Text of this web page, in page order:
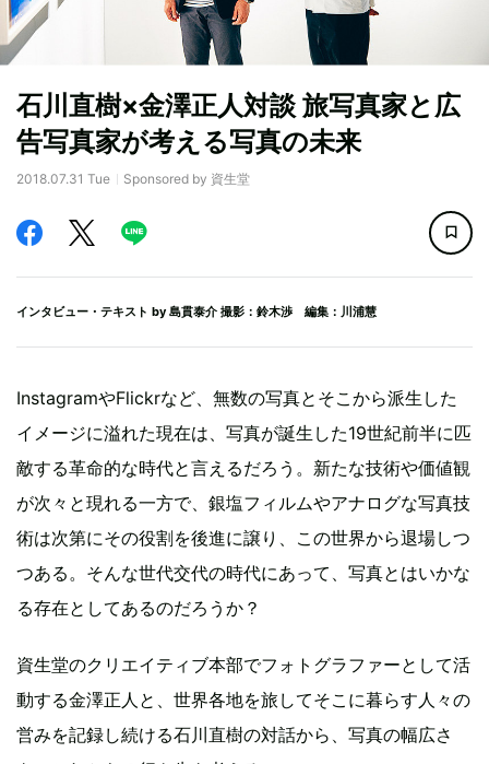
石川直樹×金澤正人対談 旅写真家と広
告写真家が考える写真の未来
2018.07.31 Tue Sponsored by 資生堂
インタビュー・テキスト by 島貫泰介 撮影：鈴木渉 編集：川浦慧
InstagramやFlickrなど、無数の写真とそこから派生した
イメージに溢れた現在は、写真が誕生した19世紀前半に匹
敵する革命的な時代と言えるだろう。新たな技術や価値観
が次々と現れる一方で、銀塩フィルムやアナログな写真技
術は次第にその役割を後進に譲り、この世界から退場しつ
つある。そんな世代交代の時代にあって、写真とはいかな
る存在としてあるのだろうか？
資生堂のクリエイティブ本部でフォトグラファーとして活
動する金澤正人と、世界各地を旅してそこに暮らす人々の
営みを記録し続ける石川直樹の対話から、写真の幅広さ